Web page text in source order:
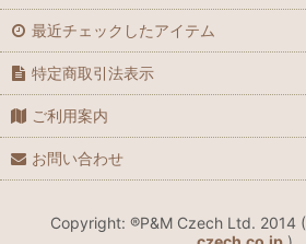
最近チェックしたアイテム
特定商取引法表示
ご利用案内
お問い合わせ
Copyright: ®P&M Czech Ltd. 2014 (